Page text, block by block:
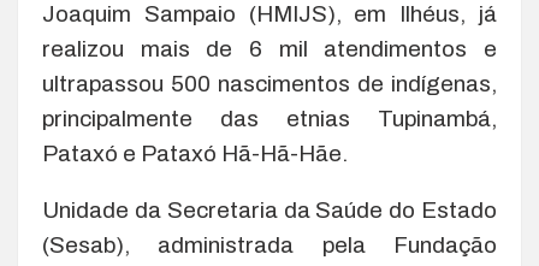
Joaquim Sampaio (HMIJS), em Ilhéus, já
realizou mais de 6 mil atendimentos e
ultrapassou 500 nascimentos de indígenas,
principalmente das etnias Tupinambá,
Pataxó e Pataxó Hã-Hã-Hãe.
Unidade da Secretaria da Saúde do Estado
(Sesab), administrada pela Fundação